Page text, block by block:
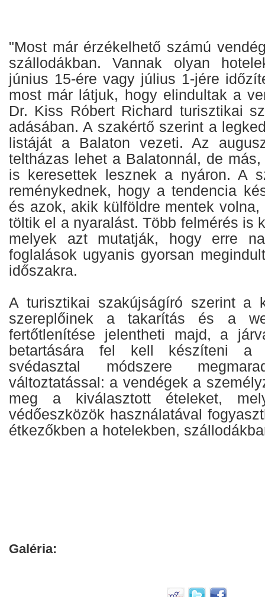
"Most már érzékelhető számú
szállodákban. Vannak olyan
június 15-ére vagy július 1-jére
most már látjuk, hogy elindultak a
Dr. Kiss Róbert Richard turisztikai
adásában. A szakértő szerint a
listáját a Balaton vezeti. Az
teltházas lehet a Balatonnál, de
is keresettek lesznek a nyáron. A
reménykednek, hogy a tendencia
és azok, akik külföldre mentek
töltik el a nyaralást. Több felmérés is
melyek azt mutatják, hogy erre
foglalások ugyanis gyorsan
időszakra.
A turisztikai szakújságíró szerint a
szereplőinek a takarítás és a
fertőtlenítése jelentheti majd, a
betartására fel kell készíteni a
svédasztal módszere
változtatással: a vendégek a
meg a kiválasztott ételeket,
védőeszközök használatával
étkezőkben a hotelekben,
Galéria: